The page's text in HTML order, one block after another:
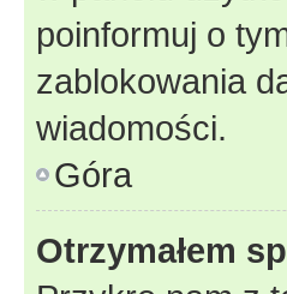
poinformuj o
zablokowania
wiadomości.
Góra
Otrzymałem